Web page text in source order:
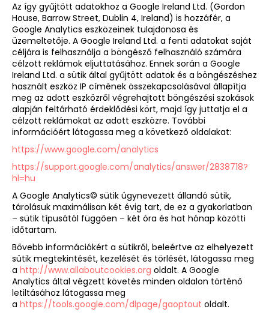
Az így gyűjtött adatokhoz a Google Ireland Ltd. (Gordon
House, Barrow Street, Dublin 4, Ireland) is hozzáfér, a
Google Analytics eszközeinek tulajdonosa és
üzemeltetője. A Google Ireland Ltd. a fenti adatokat saját
céljára is felhasználja a böngésző felhasználó számára
célzott reklámok eljuttatásához. Ennek során a Google
Ireland Ltd. a sütik által gyűjtött adatok és a böngészéshez
használt eszköz IP címének összekapcsolásával állapítja
meg az adott eszközről végrehajtott böngészési szokások
alapján feltárható érdeklődési kört, majd így juttatja el a
célzott reklámokat az adott eszközre. További
információért látogassa meg a következő oldalakat:
https://www.google.com/analytics
https://support.google.com/analytics/answer/2838718?
hl=hu
A Google Analytics© sütik úgynevezett állandó sütik,
tárolásuk maximálisan két évig tart, de ez a gyakorlatban
– sütik típusától függően – két óra és hat hónap közötti
időtartam.
Bővebb információkért a sütikről, beleértve az elhelyezett
sütik megtekintését, kezelését és törlését, látogassa meg
a http://www.allaboutcookies.org oldalt. A Google
Analytics által végzett követés minden oldalon történő
letiltásához látogassa meg
a https://tools.google.com/dlpage/gaoptout oldalt.